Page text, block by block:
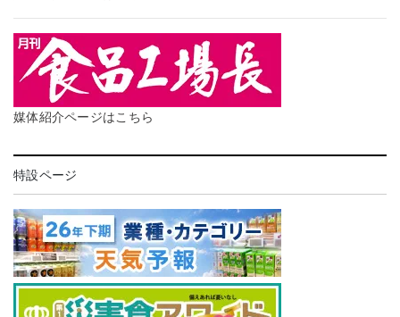
媒体紹介ページはこちら
特設ページ